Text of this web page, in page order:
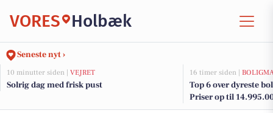
VORES Holbæk
Seneste nyt ›
10 minutter siden | VEJRET
Solrig dag med frisk pust
16 timer siden |
Top 6 over dyreste
Priser op til